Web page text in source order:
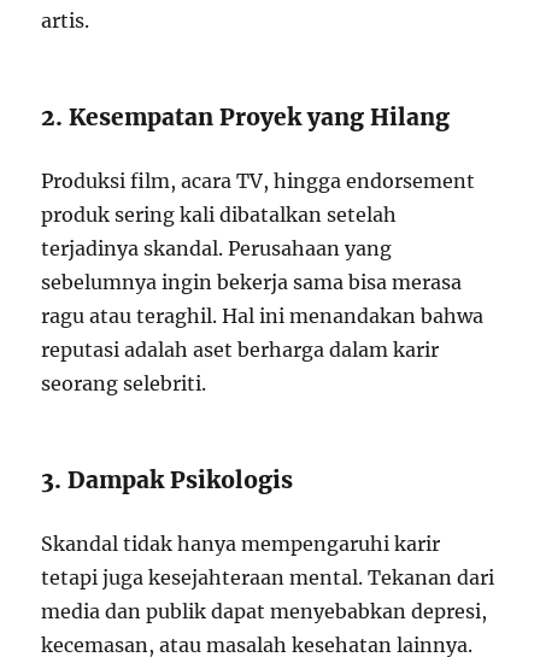
artis.
2. Kesempatan Proyek yang Hilang
Produksi film, acara TV, hingga endorsement
produk sering kali dibatalkan setelah
terjadinya skandal. Perusahaan yang
sebelumnya ingin bekerja sama bisa merasa
ragu atau teraghil. Hal ini menandakan bahwa
reputasi adalah aset berharga dalam karir
seorang selebriti.
3. Dampak Psikologis
Skandal tidak hanya mempengaruhi karir
tetapi juga kesejahteraan mental. Tekanan dari
media dan publik dapat menyebabkan depresi,
kecemasan, atau masalah kesehatan lainnya.